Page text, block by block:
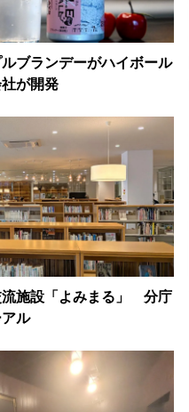
ブランデーがハイボール
が開発
流施設「よみまる」 分庁
ル